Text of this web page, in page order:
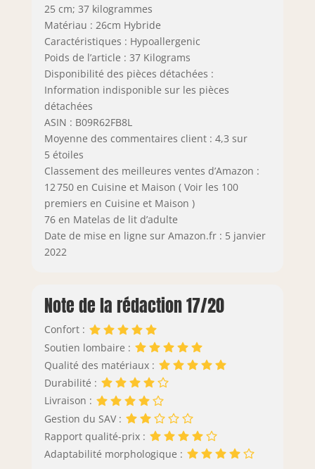
25 cm; 37 kilogrammes
Matériau : 26cm Hybride
Caractéristiques : Hypoallergenic
Poids de l’article : 37 Kilograms
Disponibilité des pièces détachées :
Information indisponible sur les pièces
détachées
ASIN : B09R62FB8L
Moyenne des commentaires client : 4,3 sur
5 étoiles
Classement des meilleures ventes d’Amazon :
12 750 en Cuisine et Maison ( Voir les 100
premiers en Cuisine et Maison )
76 en Matelas de lit d’adulte
Date de mise en ligne sur Amazon.fr : 5 janvier
2022
Note de la rédaction 17/20
Confort :
Soutien lombaire :
Qualité des matériaux :
Durabilité :
Livraison :
Gestion du SAV :
Rapport qualité-prix :
Adaptabilité morphologique :